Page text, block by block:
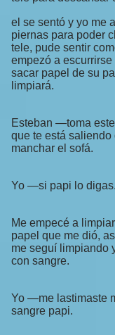
el se sentó y yo me
piernas para poder
tele, pude sentir
empezó a
sacar papel de su
limpiará.
Esteban —toma
que te está saliendo
manchar el sofá.
Yo —si papi lo digas.
Me empecé a
papel que me dió,
me seguí limpiando
con sangre.
Yo —me lastimaste
sangre papi.